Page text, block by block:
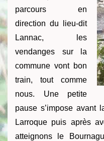
parcours en
direction du lieu-dit
Lannac, les
vendanges sur la
commune vont bon
train, tout comme
nous. Une petite
pause s’impose avant
Larroque puis après
atteignons le